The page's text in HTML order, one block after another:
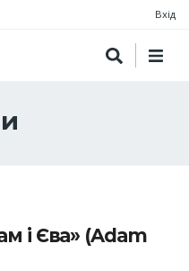
Вхід
і Єва» (Adam